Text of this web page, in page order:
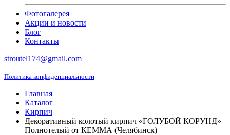
Фотогалерея
Акции и новости
Блог
Контакты
stroutel174@gmail.com
Политика конфиденциальности
Главная
Каталог
Кирпич
Декоративный колотый кирпич «ГОЛУБОЙ КОРУНД»
Полнотелый от КЕММА (Челябинск)